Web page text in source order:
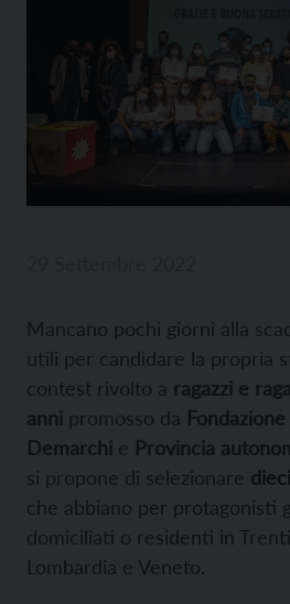
Mancano pochi giorni alla
utili per candidare la propria
contest rivolto a ragazzi e
anni promosso da
Demarchi e Provincia
si propone di selezionare
che abbiano per protagonisti
domiciliati o residenti in
Lombardia e Veneto.